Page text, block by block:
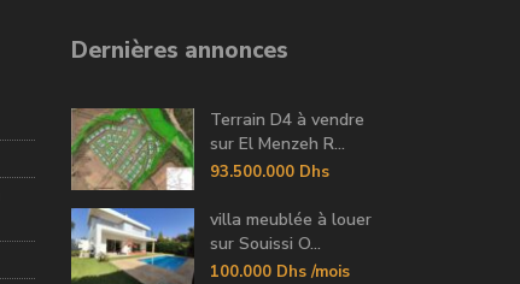
Dernières annonces
Terrain D4 à vendre
sur El Menzeh R...
93.500.000 Dhs
villa meublée à louer
sur Souissi O...
100.000 Dhs /mois